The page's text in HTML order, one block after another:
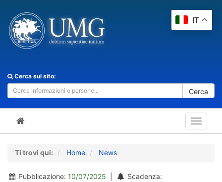
Cerca sul sito:
Cerca
Toggle
Ti trovi qui: Home News
Pubblicazione: 10/07/2025 Scadenza:
IT